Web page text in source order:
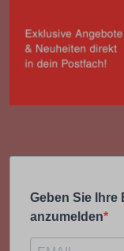
Geben Sie Ihre
anzumelden